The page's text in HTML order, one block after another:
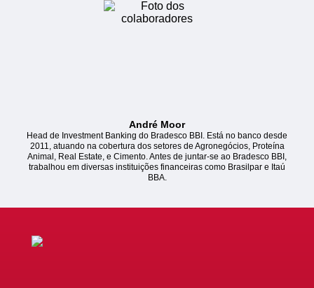
André Moor
Head de Investment Banking do Bradesco BBI. Está no banco desde
2011, atuando na cobertura dos setores de Agronegócios, Proteína
Animal, Real Estate, e Cimento. Antes de juntar-se ao Bradesco BBI,
trabalhou em diversas instituições financeiras como Brasilpar e Itaú
BBA.